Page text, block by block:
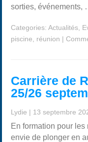
sorties, événements,
Categories:Actualités
piscine
réunion |
Carrière de
25/26
Lydie | 13 septembre
En formation pour les
envie de plonger en